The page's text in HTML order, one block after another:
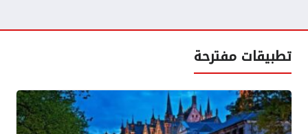
تطبيقات مفترحة